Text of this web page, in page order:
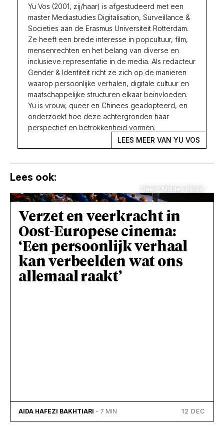
Yu Vos (2001, zij/haar) is afgestudeerd met een
master Mediastudies Digitalisation, Surveillance &
Societies aan de Erasmus Universiteit Rotterdam.
Ze heeft een brede interesse in popcultuur, film,
mensenrechten en het belang van diverse en
inclusieve representatie in de media. Als redacteur
Gender & Identiteit richt ze zich op de manieren
waarop persoonlijke verhalen, digitale cultuur en
maatschappelijke structuren elkaar beïnvloeden.
Yu is vrouw, queer en Chinees geadopteerd, en
onderzoekt hoe deze achtergronden haar
perspectief en betrokkenheid vormen.
LEES MEER VAN YU VOS
Lees ook:
Beeld: Mladen Pikulić
Verzet en veerkracht in
Oost-Europese cinema:
‘Een persoonlijk verhaal
kan verbeelden wat ons
allemaal raakt’
AIDA HAFEZI BAKHTIARI - 7 MIN 12 DEC